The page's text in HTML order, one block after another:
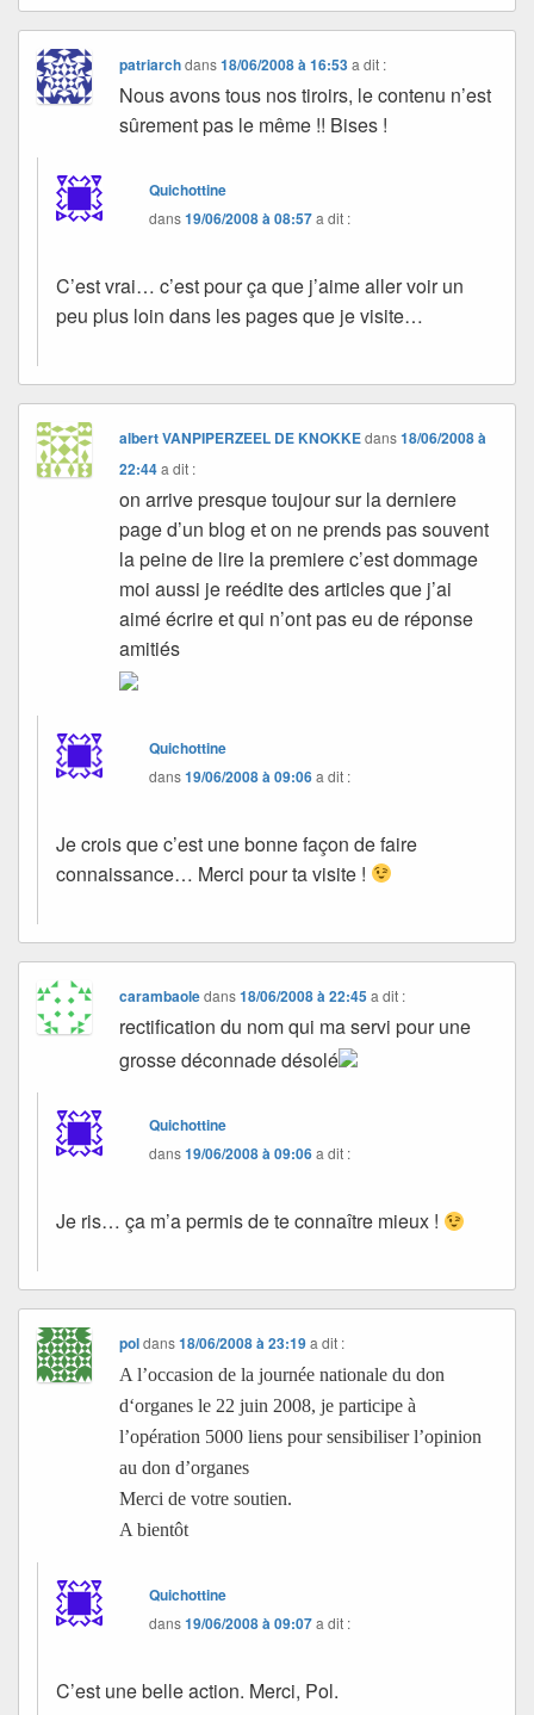
patriarchdans18/06/2008 à 16:53 a dit :
Nous avons tous nos tiroirs, le contenu n’est
sûrement pas le même !! Bises !
Quichottine
dans19/06/2008 à 08:57a dit :
C’est vrai… c’est pour ça que j’aime aller voir un
peu plus loin dans les pages que je visite…
albert VANPIPERZEEL DE KNOKKEdans18/06/2008 à
22:44 a dit :
on arrive presque toujour sur la derniere
page d’un blog et on ne prends pas souvent
la peine de lire la premiere c’est dommage
moi aussi je reédite des articles que j’ai
aimé écrire et qui n’ont pas eu de réponse
amitiés
Quichottine
dans19/06/2008 à 09:06a dit :
Je crois que c’est une bonne façon de faire
connaissance… Merci pour ta visite !
carambaoledans18/06/2008 à 22:45 a dit :
rectification du nom qui ma servi pour une
grosse déconnade désolé
Quichottine
dans19/06/2008 à 09:06a dit :
Je ris… ça m’a permis de te connaître mieux !
poldans18/06/2008 à 23:19 a dit :
A l’occasion de la journée nationale du don
d‘organes le 22 juin 2008, je participe à
l’opération 5000 liens pour sensibiliser l’opinion
au don d’organes
Merci de votre soutien.
A bientôt
Quichottine
dans19/06/2008 à 09:07a dit :
C’est une belle action. Merci, Pol.